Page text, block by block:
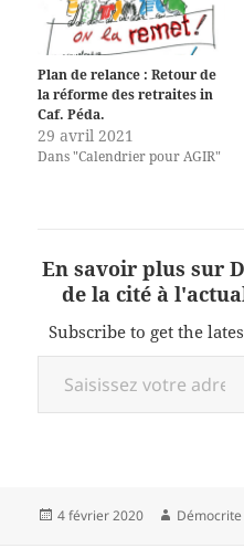
Plan de relance : Retour de
la réforme des retraites in
Caf. Péda.
29 avril 2021
Dans "Calendrier pour AGIR"
En savoir plus sur
de la cité à
Subscribe to get the
Saisissez votre adresse e-mail…
Publié
4 février 2020 Auteur
Démocrite